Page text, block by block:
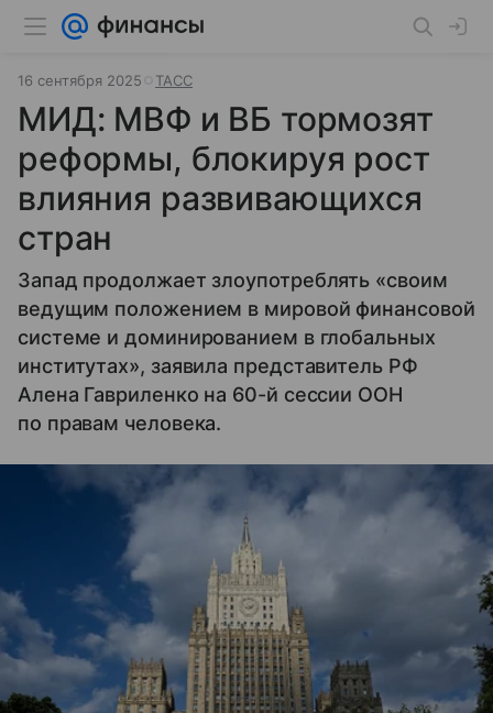
16 сентября 2025 ТАСС
МИД: МВФ и ВБ тормозят
реформы, блокируя рост
влияния развивающихся
стран
Запад продолжает злоупотреблять «своим
ведущим положением в мировой финансовой
системе и доминированием в глобальных
институтах», заявила представитель РФ
Алена Гавриленко на 60-й сессии ООН
по правам человека.